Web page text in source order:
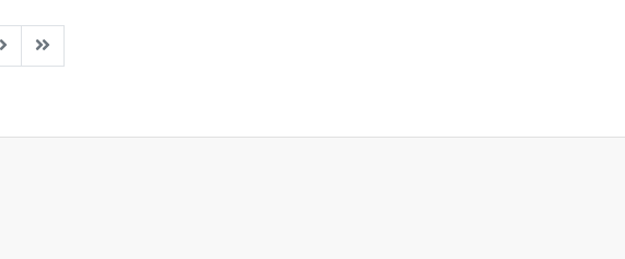
SiguienteÚltima